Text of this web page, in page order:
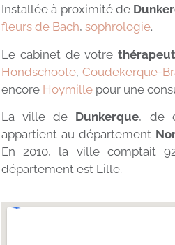
Installée à proximité de
fleurs de Bach, sophrologie.
Le cabinet de votre
Hondschoote, Coudekerque-
encore Hoymillepour une
La ville de Dunkerque, de
appartient au département
En 2010, la ville comptait
département est Lille.